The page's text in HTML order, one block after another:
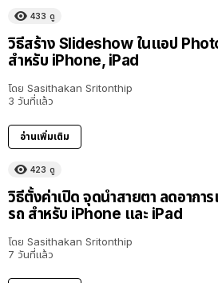
433 ดู
วิธีสร้าง Slideshow ในแอป
สำหรับ iPhone, iPad
โดย Sasithakan Sritonthip
3 วันที่แล้ว
อ่านเพิ่มเติม
423 ดู
วิธีตั้งค่าเปิด จุดนำสายตา ลดอากา
รถ สำหรับ iPhone และ iPad
โดย Sasithakan Sritonthip
7 วันที่แล้ว